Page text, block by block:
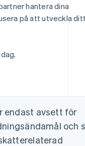
hantera dina
på att utveckla
endast avsett för
och